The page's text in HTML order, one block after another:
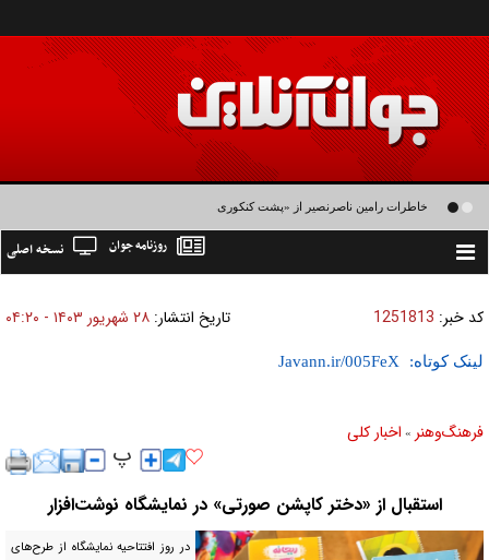
خاطرات رامین ناصرنصیر از «پشت‌ کنکوری‌ها» و رضا داوودنژاد: رضا کودک درون فعالی
Toggle
نسخه اصلی روزنامه جوان
کد خبر: 1251813 تاریخ انتشار: ۲۸ شهريور ۱۴۰۳ - ۰۴:۲۰
لینک کوتاه:
فرهنگ‌و‌هنر » اخبار كلی
استقبال از «دختر کاپشن صورتی» در نمایشگاه نوشت‌افزار
در روز افتتاحیه نمایشگاه از طرح‌های